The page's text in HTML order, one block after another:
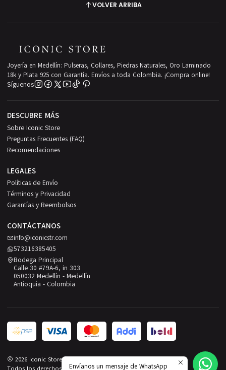
VOLVER ARRIBA
Joyería en Medellín: Pulseras, Collares, Piedras Naturales, Oro Laminado
18k y Plata 925 con Garantía. Envíos a toda Colombia. ¡Compra online!
Síguenos
DESCUBRE MÁS
Sobre Iconic Store
Preguntas Frecuentes (FAQ)
Recomendaciones
LEGALES
Políticas de Envío
Términos y Privacidad
Garantías y Reembolsos
CONTÁCTANOS
info@iconicstr.com
573216385405
Bodega Principal
Calle 30 #79A-6, in 303
050032 Medellín - Medellín
Antioquia - Colombia
2026 Iconic Store.
Envíanos un mensaje de WhatsApp